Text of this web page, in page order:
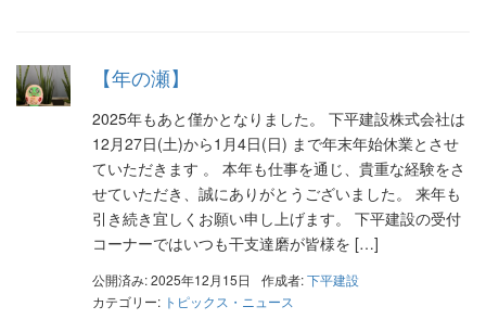
【年の瀬】
2025年もあと僅かとなりました。 下平建設株式会社は
12月27日(土)から1月4日(日) まで年末年始休業とさせ
ていただきます 。 本年も仕事を通じ、貴重な経験をさ
せていただき、誠にありがとうございました。 来年も
引き続き宜しくお願い申し上げます。 下平建設の受付
コーナーではいつも干支達磨が皆様を […]
公開済み: 2025年12月15日 作成者:下平建設
カテゴリー: トピックス・ニュース